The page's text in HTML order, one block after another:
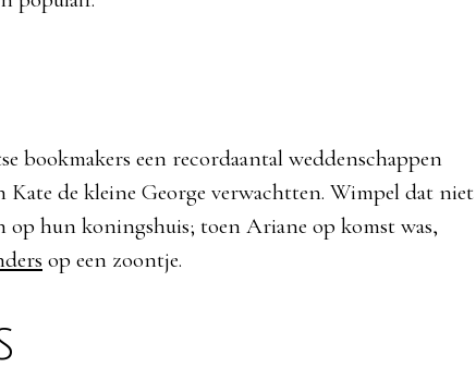
bookmakers een recordaantal weddenschappen
Kate de kleine George verwachtten. Wimpel dat niet
op hun koningshuis; toen Ariane op komst was,
op een zoontje.